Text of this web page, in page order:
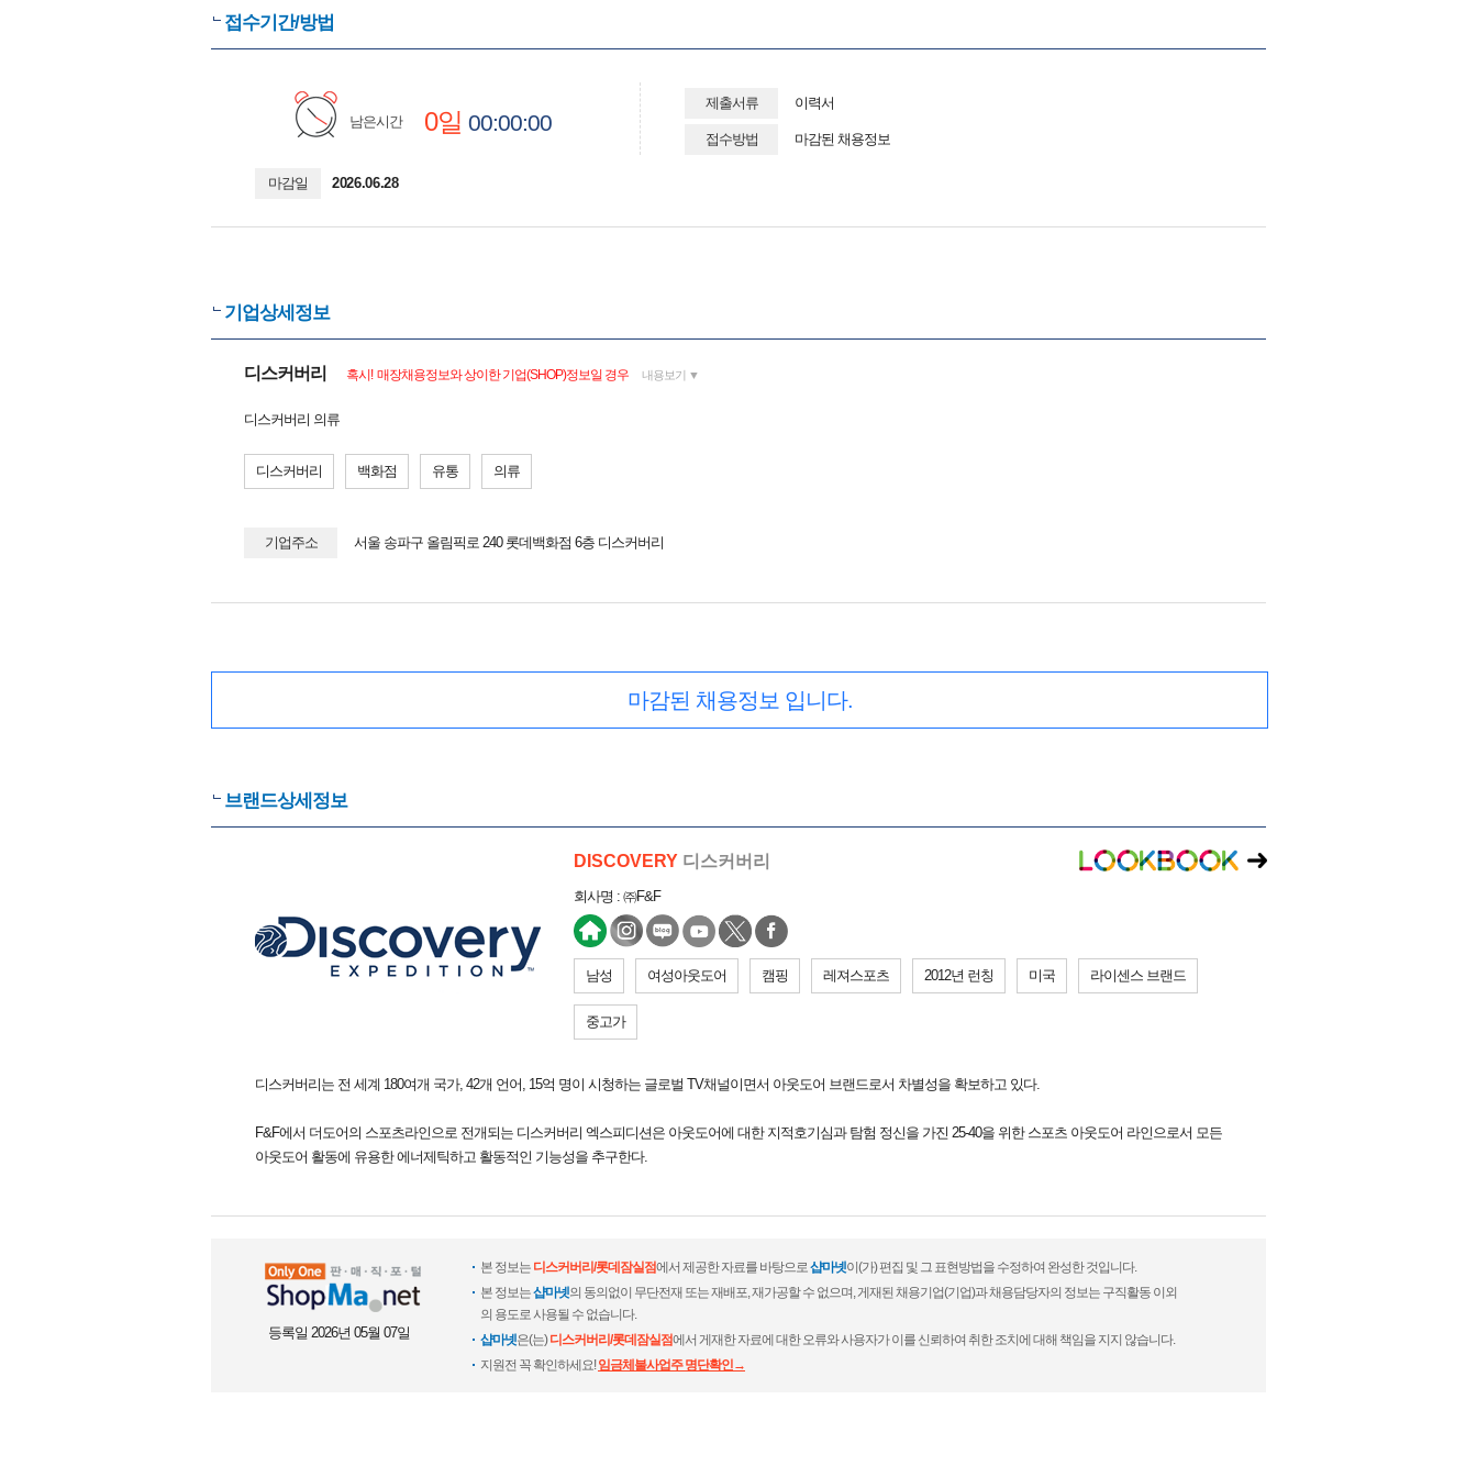
접수기간/방법
남은시간 0일 00:00:00
마감일 2026.06.28
제출서류 이력서
접수방법 마감된 채용정보
기업상세정보
디스커버리 혹시! 매장채용정보와 상이한 기업(SHOP)정보일 경우 내용보기 ▼
디스커버리 의류
디스커버리 백화점 유통 의류
기업주소 서울 송파구 올림픽로 240 롯데백화점 6층 디스커버리
마감된 채용정보 입니다.
브랜드상세정보
DISCOVERY 디스커버리
회사명 : ㈜F&F
남성 여성아웃도어 캠핑 레져스포츠 2012년 런칭 미국 라이센스 브랜드
중고가
디스커버리는 전 세계 180여개 국가, 42개 언어, 15억 명이 시청하는 글로벌 TV채널이면서 아웃도어 브랜드로서 차별성을 확보하고 있다.
F&F에서 더도어의 스포츠라인으로 전개되는 디스커버리 엑스피디션은 아웃도어에 대한 지적호기심과 탐험 정신을 가진 25-40을 위한 스포츠 아웃도어 라인으로서 모든
아웃도어 활동에 유용한 에너제틱하고 활동적인 기능성을 추구한다.
등록일 2026년 05월 07일
본 정보는 디스커버리/롯데잠실점에서 제공한 자료를 바탕으로샵마넷이(가) 편집 및 그 표현방법을 수정하여 완성한 것입니다.
본 정보는샵마넷의 동의없이 무단전재 또는 재배포, 재가공할 수 없으며, 게재된 채용기업(기업)과 채용담당자의 정보는 구직활동 이외
의 용도로 사용될 수 없습니다.
샵마넷은(는)디스커버리/롯데잠실점에서 게재한 자료에 대한 오류와 사용자가 이를 신뢰하여 취한 조치에 대해 책임을 지지 않습니다.
지원전 꼭 확인하세요!임금체불사업주 명단확인→